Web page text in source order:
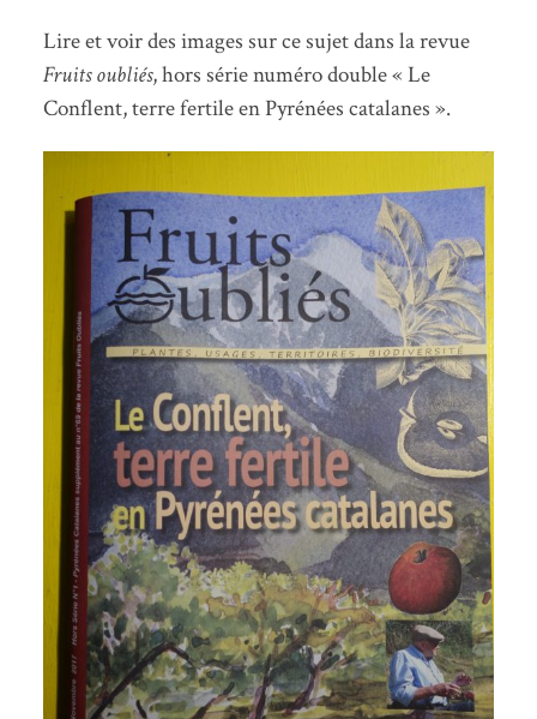
Lire et voir des images sur ce sujet dans la revue
Fruits oubliés, hors série numéro double « Le
Conflent, terre fertile en Pyrénées catalanes ».